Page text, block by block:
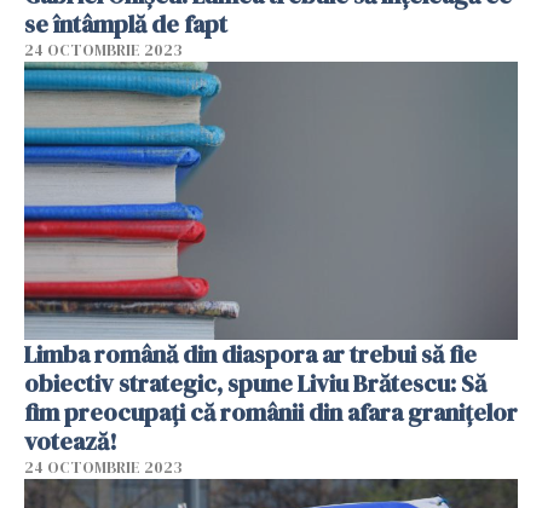
se întâmplă de fapt
24 OCTOMBRIE 2023
Limba română din diaspora ar trebui să fie
obiectiv strategic, spune Liviu Brătescu: Să
fim preocupați că românii din afara granițelor
votează!
24 OCTOMBRIE 2023